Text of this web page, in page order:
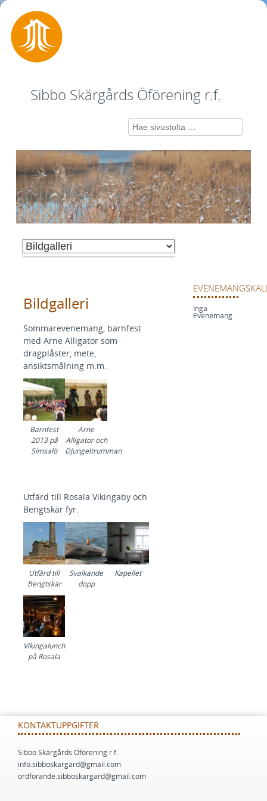
Sibbo Skärgårds Öförening r.f.
Search
Bildgalleri
Sommarevenemang, barnfest
med Arne Alligator som
dragplåster, mete,
ansiktsmålning m.m.
Barnfest
2013 på
Simsalö
Arne
Alligator och
Djungeltrumman
Utfärd till Rosala Vikingaby och
Bengtskär fyr.
Utfärd till
Bengtskär
Svalkande
dopp
Kapellet
Vikingalunch
på Rosala
Inga
Evenemang
KONTAKTUPPGIFTER
Sibbo Skärgårds Öförening r.f.
info.sibboskargard@gmail.com
ordforande.sibboskargard@gmail.com